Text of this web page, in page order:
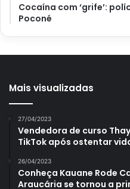
Como decorar uma mesa de
Posicione
corretamente
Cocaína com ‘grife’:
Poconé
Mais visualizadas
27/04/2023
Vendedora de curso
TikTok após ostentar
26/04/2023
Conheça Kauane Rode
Araucária se tornou a